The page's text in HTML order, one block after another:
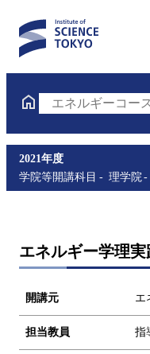
エネルギーコー
2021年度
学院等開講科目
理学院
エネルギー学理
開講元 エ
担当教員 指